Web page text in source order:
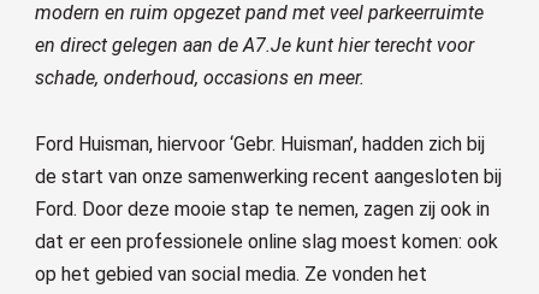
modern en ruim opgezet pand met veel parkeerruimte
en direct gelegen aan de A7.Je kunt hier terecht voor
schade, onderhoud, occasions en meer.
Ford Huisman, hiervoor ‘Gebr. Huisman’, hadden zich bij
de start van onze samenwerking recent aangesloten bij
Ford. Door deze mooie stap te nemen, zagen zij ook in
dat er een professionele online slag moest komen: ook
op het gebied van social media. Ze vonden het